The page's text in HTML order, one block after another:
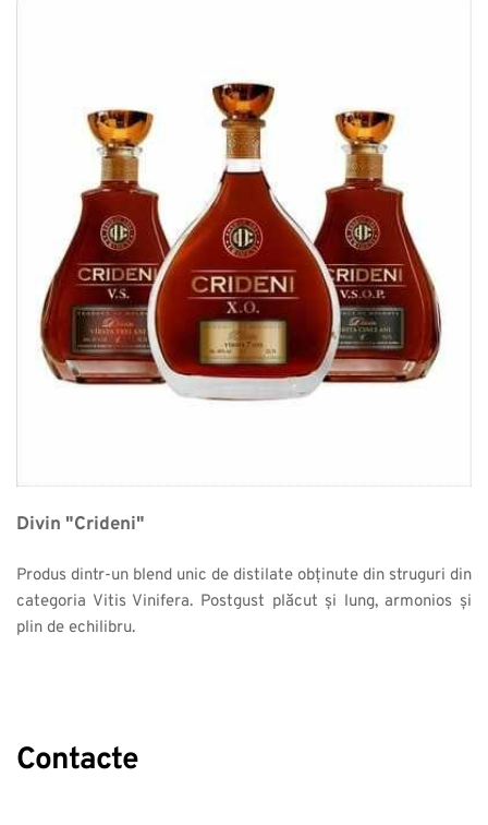
Divin "Crideni"
Produs dintr-un blend unic de distilate obținute din struguri din
categoria Vitis Vinifera. Postgust plăcut și lung, armonios și
plin de echilibru.
Contacte